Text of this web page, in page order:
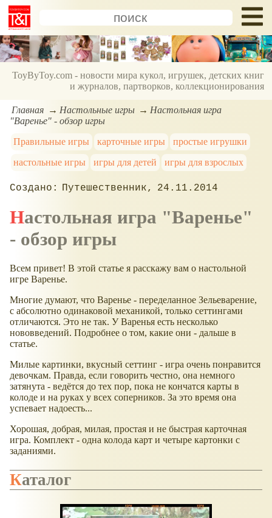
ToyByToy.com - новости мира кукол, игрушек, детских книг
и журналов, партворков, коллекционирования
Главная Настольные игры
Настольная игра
"Варенье" - обзор игры
Правильные игры
карточные игры
простые игрушки
настольные игры
игры для детей игры для взрослых
Путешественник 24.11.2014
Настольная игра "Варенье"
- обзор игры
Всем привет! В этой статье я расскажу вам о настольной
игре Варенье.
Многие думают, что Варенье - переделанное Зельеварение,
с абсолютно одинаковой механикой, только сеттингами
отличаются. Это не так. У Варенья есть несколько
нововведений. Подробнее о том, какие они - дальше в
статье.
Милые картинки, вкусный сеттинг - игра очень понравится
девочкам. Правда, если говорить честно, она немного
затянута - ведётся до тех пор, пока не кончатся карты в
колоде и на руках у всех соперников. За это время она
успевает надоесть...
Хорошая, добрая, милая, простая и не быстрая карточная
игра. Комплект - одна колода карт и четыре картонки с
заданиями.
Каталог